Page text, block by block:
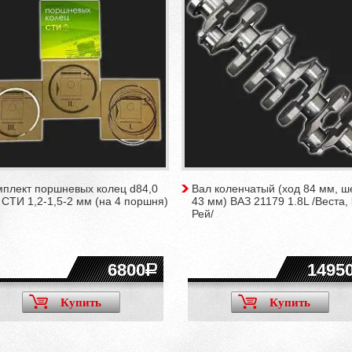
поршневых колец d84,0
1,2-1,5-2 мм (на 4 поршня)
6800
Купить
Вал коленчатый (ход 84 мм,
43 мм) ВАЗ 21179 1.8L /Веста,
Рей/
Купить